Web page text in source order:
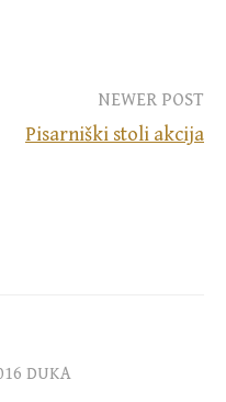
NEWER POST
Pisarniški stoli akcija
DUKA